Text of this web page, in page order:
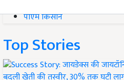
पीएम किसान
Top Stories